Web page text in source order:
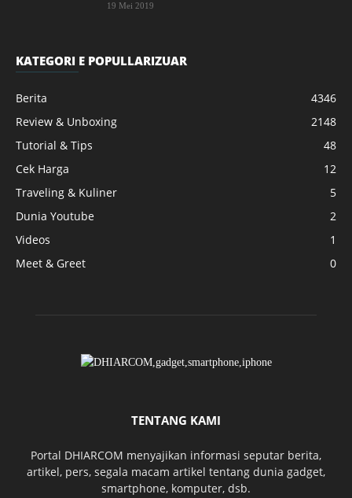
19 Mei 2019
KATEGORI E POPULLARIZUAR
Berita
4346
Review & Unboxing
2148
Tutorial & Tips
48
Cek Harga
12
Traveling & Kuliner
5
Dunia Youtube
2
Videos
1
Meet & Greet
0
TENTANG KAMI
Portal DHIARCOM menyajikan informasi seputar berita,
artikel, pers, segala macam artikel tentang dunia gadget,
smartphone, komputer, dsb.